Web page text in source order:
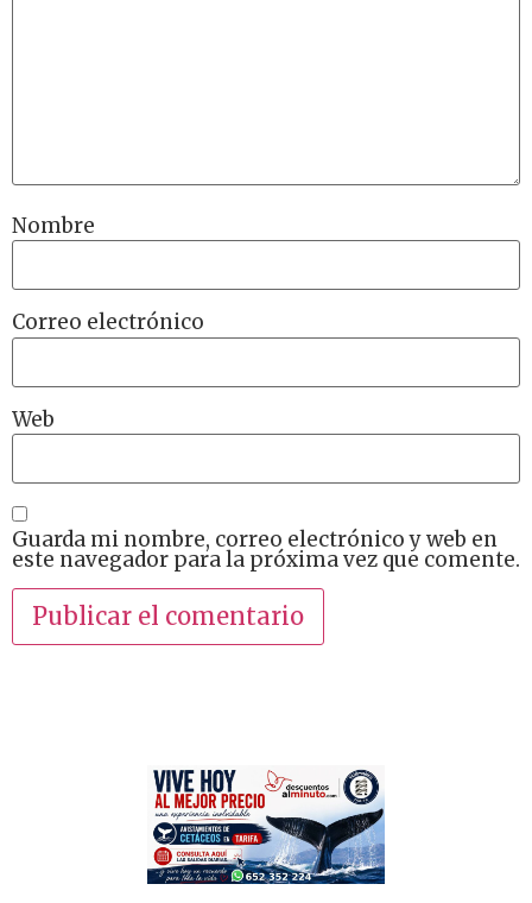
Nombre
Correo electrónico
Web
Guarda mi nombre, correo electrónico y web en
este navegador para la próxima vez que comente.